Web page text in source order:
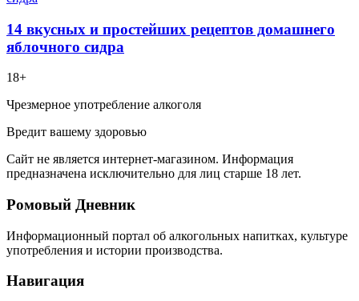
14 вкусных и простейших рецептов домашнего
яблочного сидра
18+
Чрезмерное употребление алкоголя
Вредит вашему здоровью
Сайт не является интернет-магазином. Информация
предназначена исключительно для лиц старше 18 лет.
Ромовый Дневник
Информационный портал об алкогольных напитках, культуре
употребления и истории производства.
Навигация